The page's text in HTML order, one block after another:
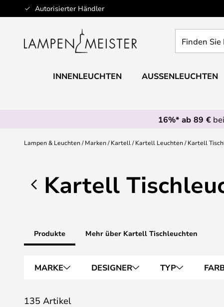
Autorisierter Händler
Zum
Inhalt
Sie
Leuchte...
INNENLEUCHTEN AUSSENLEUCHTEN
16%* ab 89 €
Lampen & Leuchten Marken Kartell Kartell Leuchten Kartell
Kartell
Produkte Mehr über Kartell Tischleuchten
MARKE DESIGNER TYP
135 Artikel